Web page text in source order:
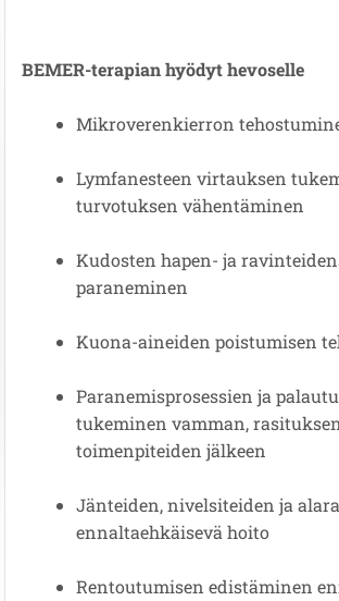
BEMER-terapian hyödyt hevoselle
Mikroverenkierron
Lymfanesteen virtauksen
turvotuksen vähentäminen
Kudosten hapen- ja
paraneminen
Kuona-aineiden poistumisen
Paranemisprosessien ja
tukeminen vamman,
toimenpiteiden jälkeen
Jänteiden, nivelsiteiden ja
ennaltaehkäisevä hoito
Rentoutumisen edistäminen